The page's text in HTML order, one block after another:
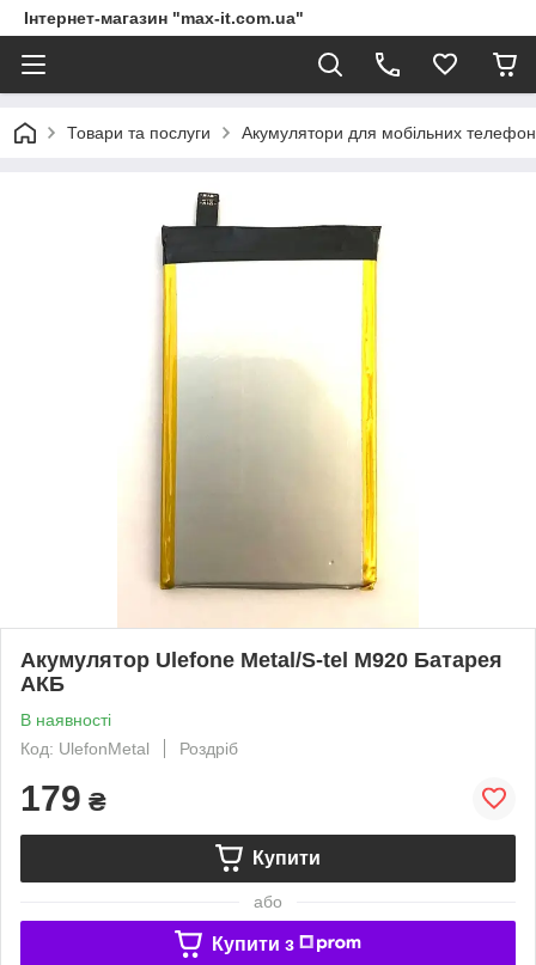
Інтернет-магазин "max-it.com.ua"
Товари та послуги Акумулятори для мобільних
Акумулятор Ulefone Metal/S-tel M920 Батарея
АКБ
В наявності
Код: UlefonMetal
Роздріб
179 ₴
Купити
або
Купити з